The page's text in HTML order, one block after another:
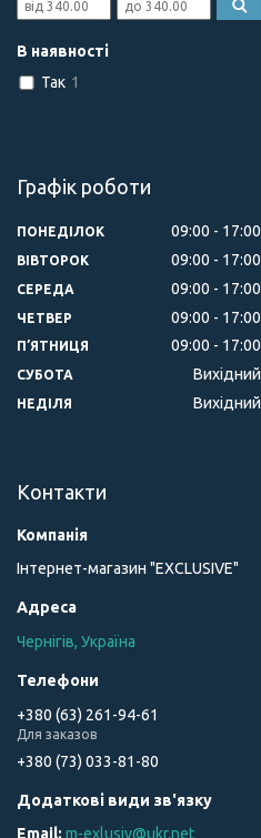
В наявності
Так 1
Графік роботи
ПОНЕДІЛОК 09:00 17:00
ВІВТОРОК 09:00 17:00
СЕРЕДА 09:00 17:00
ЧЕТВЕР 09:00 17:00
ПʼЯТНИЦЯ 09:00 17:00
СУБОТА Вихідний
НЕДІЛЯ Вихідний
Контакти
Інтернет-магазин "ЕXCLUSIVE"
Чернігів, Україна
+380 (63) 261-94-61
Для заказов
+380 (73) 033-81-80
m-exlusiv@ukr.net